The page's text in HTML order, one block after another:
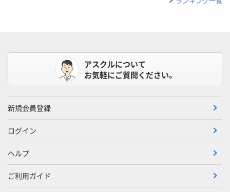
アスクルについて
お気軽にご質問ください。
新規会員登録
ログイン
ヘルプ
ご利用ガイド